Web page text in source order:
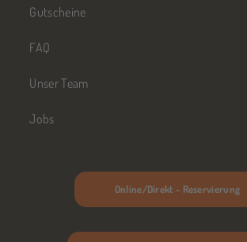
Gutscheine
FAQ
Unser Team
Jobs
Online/Direkt - Reservierung